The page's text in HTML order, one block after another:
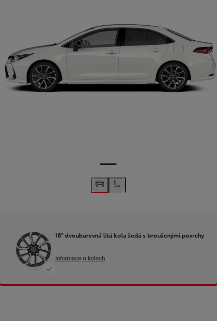
18" dvoubarevná litá kola šedá s broušenými povrchy
Informace o kolech